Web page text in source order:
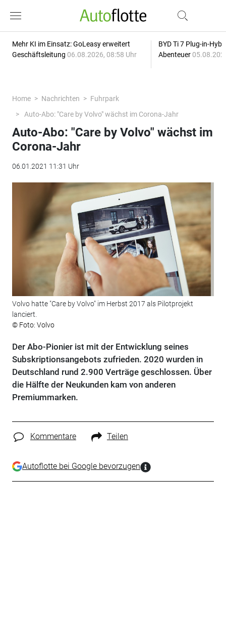
Mehr KI im Einsatz: GoLeasy erweitert
Geschäftsleitung 06.08.2026, 08:58 Uhr
BYD Ti 7 Plug-in-
Abenteuer
Home Nachrichten
Fuhrpark
Auto-Abo: "Care by Volvo" wächst im Corona-Jahr
Auto-Abo: "Care by Volvo" wächst im
Corona-Jahr
06.01.2021 11:31 Uhr
Volvo hatte "Care by Volvo" im Herbst 2017 als Pilotprojekt
lanciert.
© Foto: Volvo
Der Abo-Pionier ist mit der Entwicklung seines
Subskriptionsangebots zufrieden. 2020 wurden in
Deutschland rund 2.900 Verträge geschlossen. Über
die Hälfte der Neukunden kam von anderen
Premiummarken.
Kommentare Teilen
Autoflotte bei Google bevorzugen